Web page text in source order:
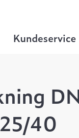
Kundeservice
40